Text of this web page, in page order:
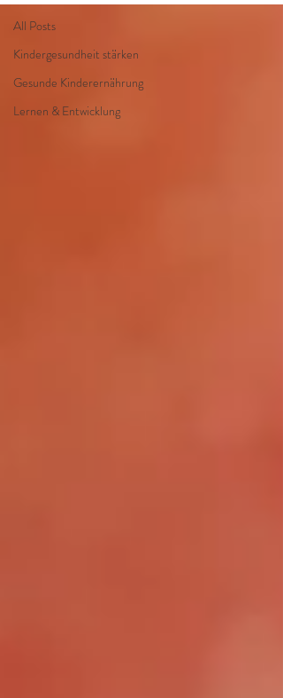
All Posts
Kindergesundheit stärken
Gesunde Kinderernährung
Lernen & Entwicklung